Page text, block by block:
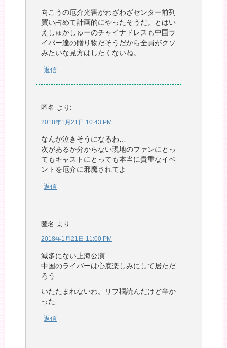
向こうの厄介光害がわざわざセンター前列
買い占めて計画的にやったそうだ。とはい
えしゅかしゅーのチャイナドレスも中国ラ
イバー達の贈り物だそうだから全員がクソ
みたいな見方はしたくないね。
返信
匿名 より:
2018年1月21日 10:43 PM
なんか泣きそうになるわ…
次があるか分からない現地のファンにとっ
てもキャストにとっても本当に貴重なイベ
ントを厄介に邪魔されてよ
返信
匿名 より:
2018年1月21日 11:00 PM
滅多にない上海公演
中国のライバーは心底楽しみにして居ただ
ろう
いたたまれないわ。リプ欄読んだけど辛か
った
返信